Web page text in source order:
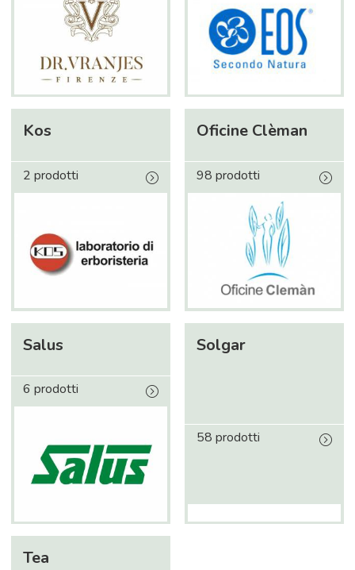
Kos
2 prodotti
Oficine Clèman
98 prodotti
Salus
6 prodotti
Solgar
58 prodotti
Tea